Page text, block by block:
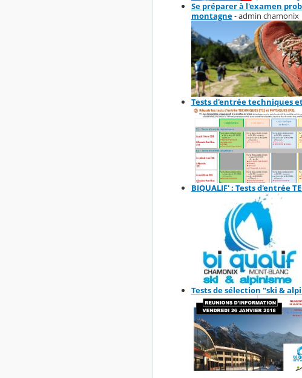
Se préparer à l'examen
montagne- admin chamonix
Tests d'entrée techniques
BIQUALIF' : Tests d'entrée
Tests de sélection "ski &